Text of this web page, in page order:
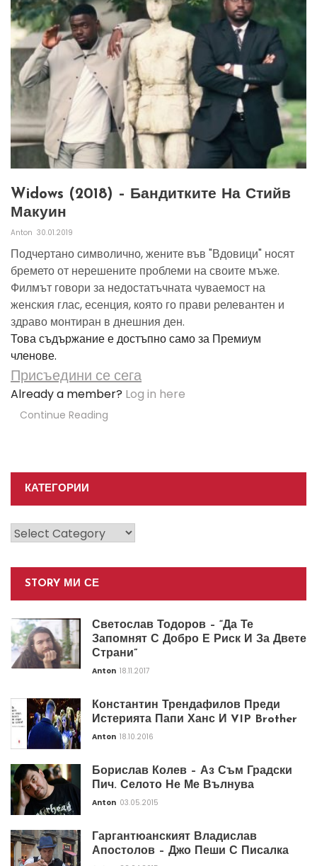
Widows (2018) – Бандитките На Стийв
Макуин
Anton 30.01.2019
Подчертано символично, жените във "Вдовици" носят
бремето от нерешените проблеми на своите мъже.
Филмът говори за недостатъчната чуваемост на
женския глас, есенция, която го прави релевантен и
здраво монтиран в днешния ден.
Това съдържание е достъпно само за Премиум
членове.
Присъедини се сега
Already a member? Log in here
Continue Reading
КАТЕГОРИИ
Категории
STORY МИ СЕ
Светослав Тодоров – “Да Те
Запомнят С Добро Е Риск И За Двете
Страни”
Anton 18.11.2017
Константин Трендафилов Преди
Истерията Папи Ханс И VIP Brother
Anton 18.10.2016
Борислав Колев – Аз Съм Градски
Пич. Селото Не Ме Вълнува
Anton 03.05.2015
Гаргантюанският Владислав
Апостолов – Джо Пеши С Писалка